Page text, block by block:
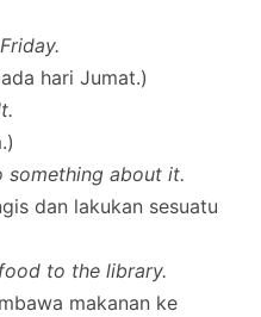
hari Jumat.)
something about it.
dan lakukan sesuatu
to the library.
makanan ke